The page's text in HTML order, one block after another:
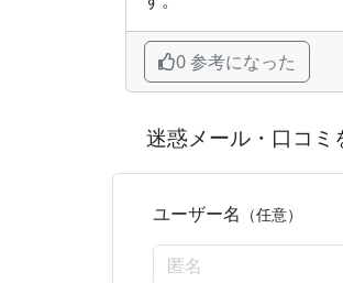
0 参考になった
迷惑メール・口コミ
ユーザー名 （任意）